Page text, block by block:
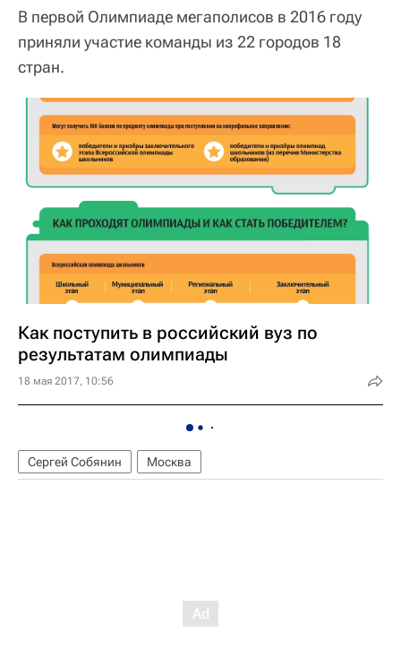
В первой Олимпиаде мегаполисов в 2016 году
приняли участие команды из 22 городов 18
стран.
Как поступить в российский вуз по
результатам олимпиады
18 мая 2017, 10:56
Сергей Собянин Москва